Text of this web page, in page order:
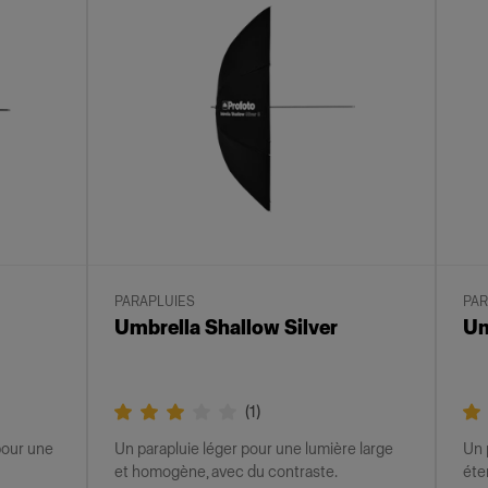
une
PARAPLUIES
Umbrella Shallow Silver
(1)
Un parapluie léger pour une lumière large
et homogène, avec du contraste.
Un